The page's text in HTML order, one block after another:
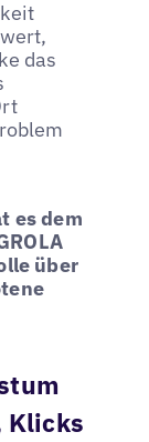
das
es dem
über
Klicks